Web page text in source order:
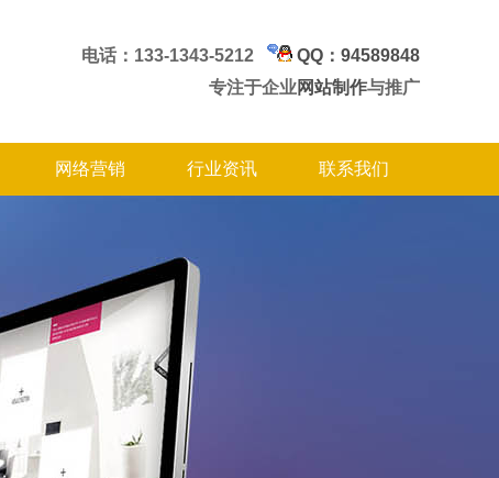
电话：133-1343-5212
QQ：94589848
专注于企业网站制作与推广
网络营销 行业资讯 联系我们